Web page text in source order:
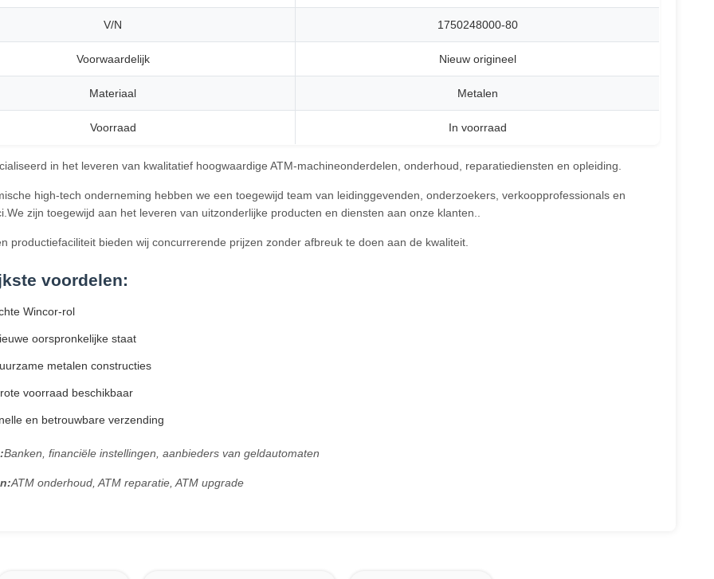
V/N 1750248000-80
Voorwaardelijk Nieuw origineel
Materiaal Metalen
Voorraad In voorraad
in het leveren van kwalitatief hoogwaardige ATM-machineonderdelen, onderhoud, reparatiediensten en opleiding.
high-tech onderneming hebben we een toegewijd team van leidinggevenden, onderzoekers, verkoopprofessionals en
zijn toegewijd aan het leveren van uitzonderlijke producten en diensten aan onze klanten..
productiefaciliteit bieden wij concurrerende prijzen zonder afbreuk te doen aan de kwaliteit.
voordelen:
Wincor-rol
oorspronkelijke staat
metalen constructies
voorraad beschikbaar
en betrouwbare verzending
Banken, financiële instellingen, aanbieders van geldautomaten
ATM onderhoud, ATM reparatie, ATM upgrade